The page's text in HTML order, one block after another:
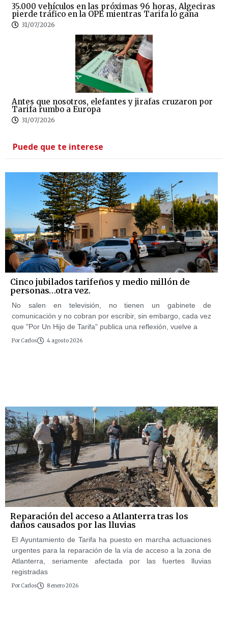
35.000 vehículos en las próximas 96 horas, Algeciras
pierde tráfico en la OPE mientras Tarifa lo gana
31/07/2026
Antes que nosotros, elefantes y jirafas cruzaron por
Tarifa rumbo a Europa
31/07/2026
Puede que te interese
Cinco jubilados tarifeños y medio millón de
personas…otra vez.
No salen en televisión, no tienen un gabinete de
comunicación y no cobran por escribir, sin embargo, cada vez
que "Por Un Hijo de Tarifa" publica una reflexión, vuelve a
Por Carlos 4 agosto 2026
Reparación del acceso a Atlanterra tras los
daños causados por las lluvias
El Ayuntamiento de Tarifa ha puesto en marcha actuaciones
urgentes para la reparación de la vía de acceso a la zona de
Atlanterra, seriamente afectada por las fuertes lluvias
registradas
Por Carlos 8 enero 2026